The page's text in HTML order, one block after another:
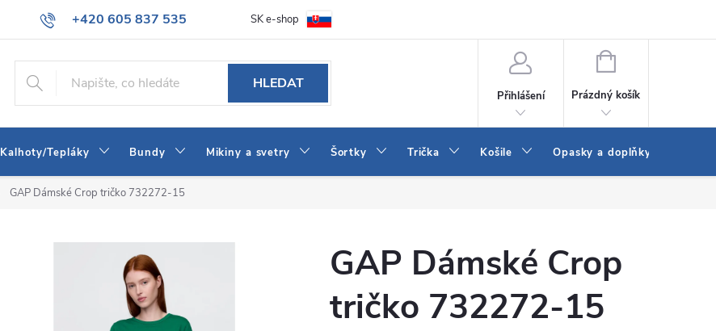
+420 605 837 535
info@jeans-shop.cz
Obchodní podmínky Naše prodejna Blog Kontakt
SK e-shop
HLEDAT
Přihlášení
NÁKUPNÍ
Prázdný košík
Kalhoty/Tepláky Bundy Mikiny a svetry Šortky Trička Košile Opasky a doplňky
GAP Dámské Crop tričko 732272-15
GAP Dámské Crop
tričko 732272-15